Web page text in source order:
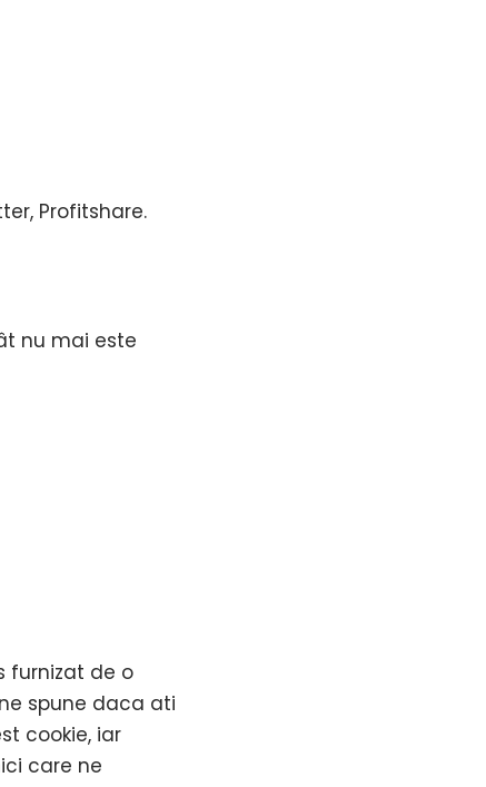
Profitshare.
nu mai este
furnizat de o
spune daca ati
cookie, iar
care ne